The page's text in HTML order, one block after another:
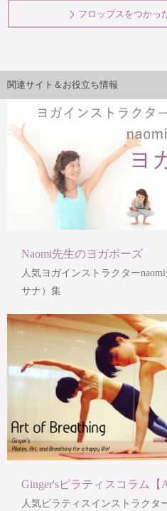
フロップスをつかっ
関連サイト＆お役立ち情報
Naomi先生のヨガポーズ
人気ヨガインストラクター
サナ）集
Ginger'sピラティスコラム【
人気ピラティスインストラクタ